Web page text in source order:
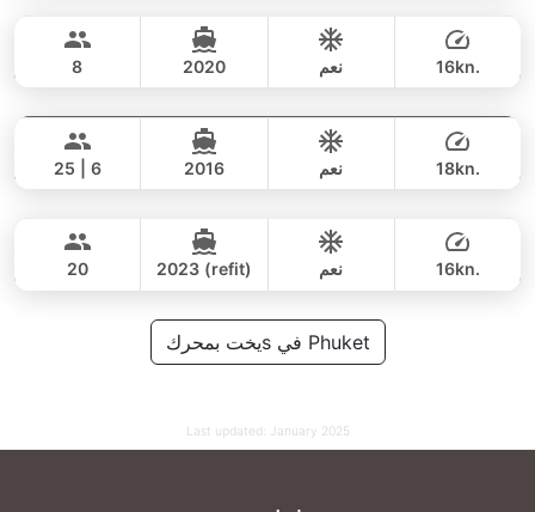
116,500 THB
PRINCESS YACHT 55FT
282,000 THB
141,200 THB
8 2020 نعم 16kn.
LEOPARD 51FT
111,800 THB
25 | 6 2016 نعم 18kn.
AZIMUT 50FT
20 2023 (refit) نعم 16kn.
يخت بمحركs في Phuket
Last updated: January 2025